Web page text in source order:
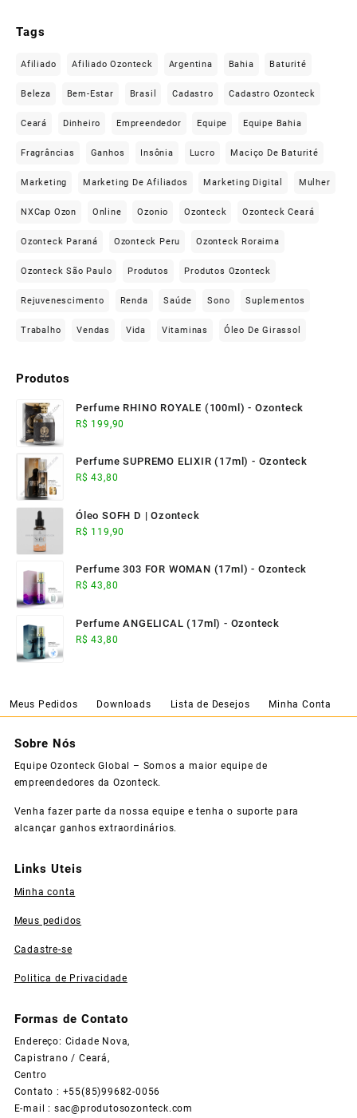
Tags
Afiliado Afiliado Ozonteck Argentina Bahia Baturité
Beleza Bem-Estar Brasil Cadastro Cadastro Ozonteck
Ceará Dinheiro Empreendedor Equipe Equipe Bahia
Fragrâncias Ganhos Insônia Lucro Maciço De Baturité
Marketing Marketing De Afiliados Marketing Digital Mulher
NXCap Ozon Online Ozonio Ozonteck Ozonteck Ceará
Ozonteck Paraná Ozonteck Peru Ozonteck Roraima
Ozonteck São Paulo Produtos Produtos Ozonteck
Rejuvenescimento Renda Saúde Sono Suplementos
Trabalho Vendas Vida Vitaminas Óleo De Girassol
Produtos
Perfume RHINO ROYALE (100ml) - Ozonteck
R$ 199,90
Perfume SUPREMO ELIXIR (17ml) - Ozonteck
R$ 43,80
Óleo SOFH D | Ozonteck
R$ 119,90
Perfume 303 FOR WOMAN (17ml) - Ozonteck
R$ 43,80
Perfume ANGELICAL (17ml) - Ozonteck
R$ 43,80
Meus Pedidos Downloads Lista de Desejos Minha Conta
Sobre Nós
Equipe Ozonteck Global – Somos a maior equipe de
empreendedores da Ozonteck.
Venha fazer parte da nossa equipe e tenha o suporte para
alcançar ganhos extraordinários.
Links Uteis
Minha conta
Meus pedidos
Cadastre-se
Politica de Privacidade
Formas de Contato
Endereço: Cidade Nova,
Capistrano / Ceará,
Centro
Contato : +55(85)99682-0056
E-mail : sac@produtosozonteck.com